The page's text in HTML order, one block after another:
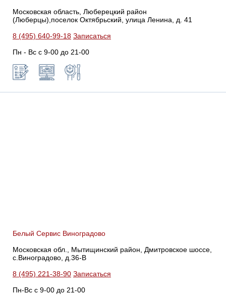
Московская область, Люберецкий район
(Люберцы),поселок Октябрьский, улица Ленина, д. 41
8 (495) 640-99-18 Записаться
Пн - Вс с 9-00 до 21-00
Белый Сервис Виноградово
Московская обл., Мытищинский район, Дмитровское шоссе,
с.Виноградово, д.36-В
8 (495) 221-38-90 Записаться
Пн-Вс с 9-00 до 21-00